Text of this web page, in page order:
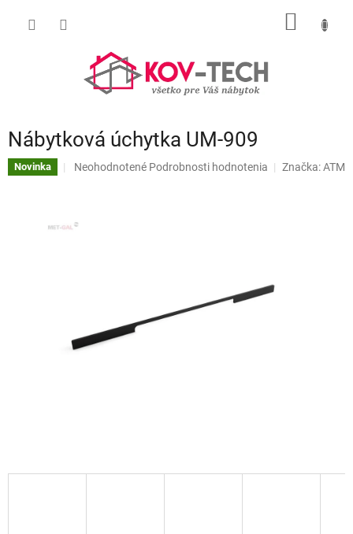
Nábytková úchytka UM-909
Novinka
Priemerné
0,0
Neohodnotené Podrobnosti hodnotenia Značka:ATM